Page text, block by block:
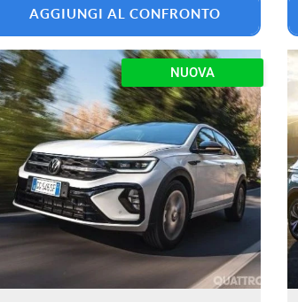
AGGIUNGI AL CONFRONTO
NUOVA